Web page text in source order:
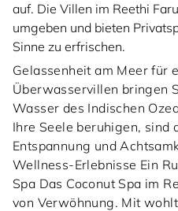
auf. Die Villen im Reethi
umgeben und bieten
Sinne zu erfrischen.
Gelassenheit am Meer für
Überwasservillen bringen
Wasser des Indischen
Ihre Seele beruhigen, sind
Entspannung und
Wellness-Erlebnisse Ein
Spa Das Coconut Spa im
von Verwöhnung. Mit